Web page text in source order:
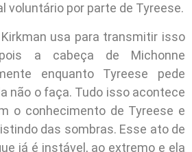
voluntário por parte de Tyreese.
usa para transmitir isso
a cabeça de Michonne
enquanto Tyreese pede
não o faça. Tudo isso acontece
o conhecimento de Tyreese e
das sombras. Esse ato de
já é instável, ao extremo e ela